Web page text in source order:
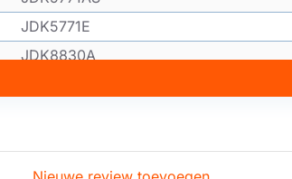
JDK5771E
JDK8830A
JDWS905E9